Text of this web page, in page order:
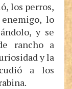
los perros,
lo
y se
rancho a
y la
a los